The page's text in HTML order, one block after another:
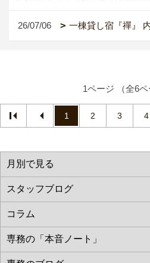
26/07/06 一棟貸し宿『禪』
1ページ （全6ペ
1 2 3 4